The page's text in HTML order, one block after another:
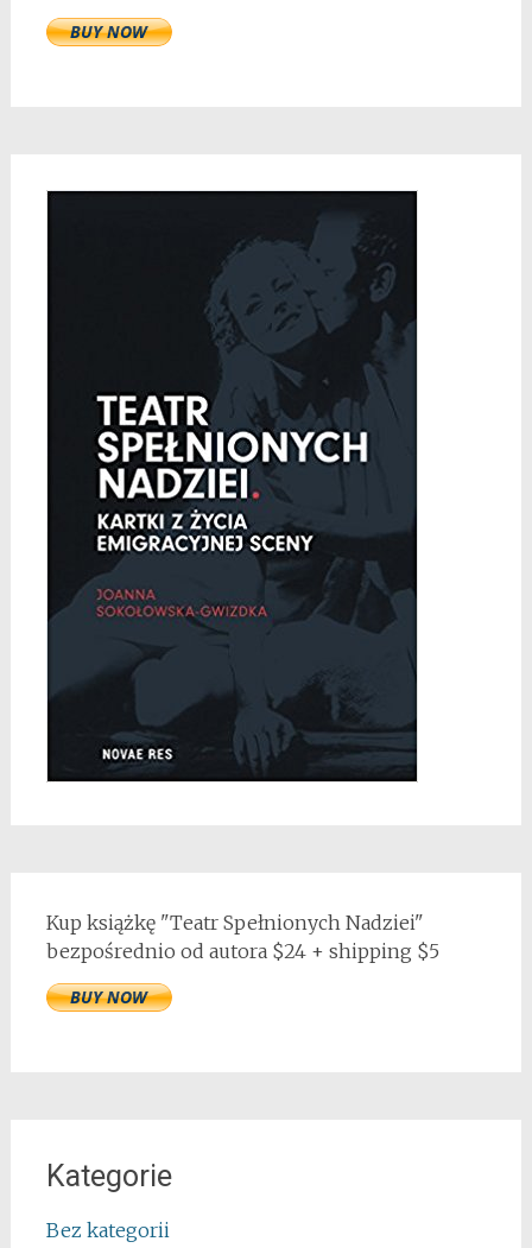
Kup książkę "Teatr Spełnionych Nadziei"
bezpośrednio od autora $24 + shipping $5
Kategorie
Bez kategorii